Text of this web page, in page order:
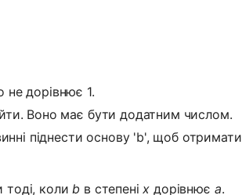
дорівнює 1.
Воно має бути додатним числом.
піднести основу 'b', щоб отримати
тоді, коли b в степені x дорівнює a.